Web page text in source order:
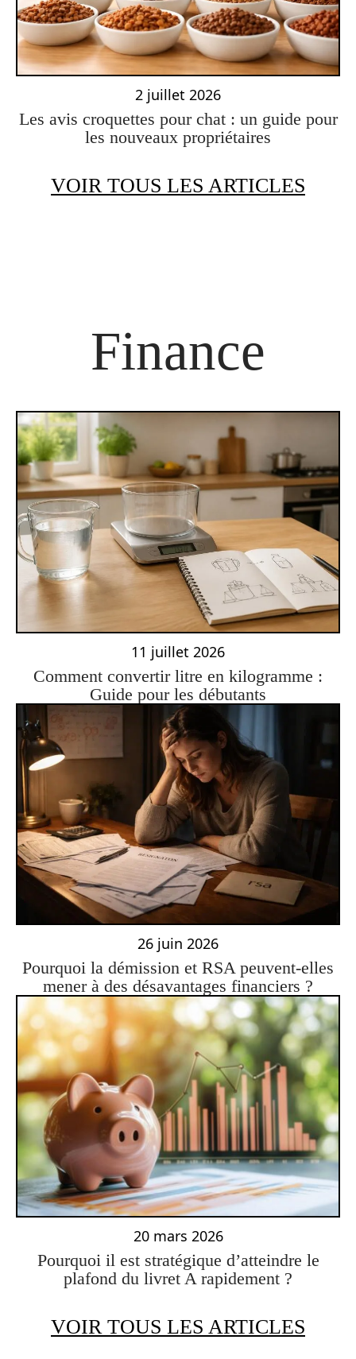
2 juillet 2026
Les avis croquettes pour chat : un guide pour
les nouveaux propriétaires
VOIR TOUS LES ARTICLES
Finance
11 juillet 2026
Comment convertir litre en kilogramme :
Guide pour les débutants
26 juin 2026
Pourquoi la démission et RSA peuvent-elles
mener à des désavantages financiers ?
20 mars 2026
Pourquoi il est stratégique d’atteindre le
plafond du livret A rapidement ?
VOIR TOUS LES ARTICLES